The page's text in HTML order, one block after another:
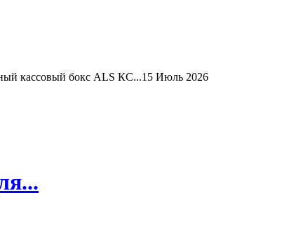
кассовый бокс ALS КС...15 Июль 2026